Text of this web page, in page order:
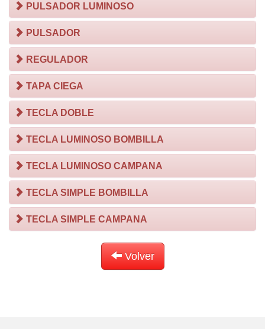
PULSADOR LUMINOSO
PULSADOR
REGULADOR
TAPA CIEGA
TECLA DOBLE
TECLA LUMINOSO BOMBILLA
TECLA LUMINOSO CAMPANA
TECLA SIMPLE BOMBILLA
TECLA SIMPLE CAMPANA
Volver